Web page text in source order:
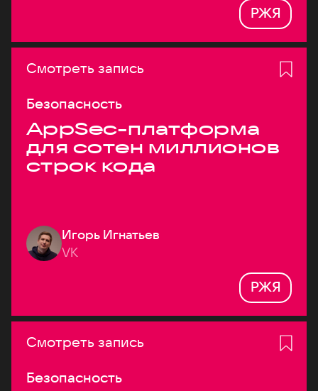
РЖЯ
Смотреть запись
Безопасность
AppSec-платформа
для сотен миллионов
строк кода
Игорь Игнатьев
VK
РЖЯ
Смотреть запись
Безопасность